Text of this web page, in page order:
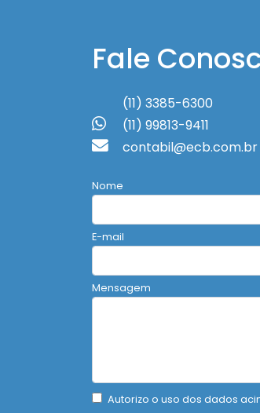
Fale
(11) 3385-6300
(11) 99813-9411
contabil@ecb.com.br
Nome
E-mail
Mensagem
Autorizo o uso dos dados